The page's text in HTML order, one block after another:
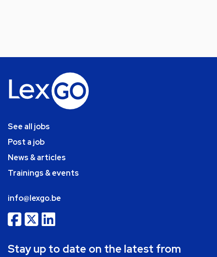
See all jobs
Post a job
News & articles
Trainings & events
info@lexgo.be
Stay up to date on the latest from